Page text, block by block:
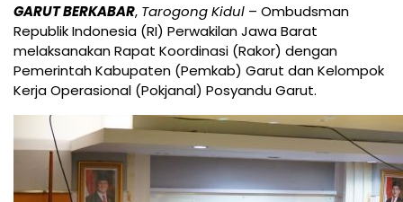
GARUT BERKABAR, Tarogong Kidul – Ombudsman
Republik Indonesia (RI) Perwakilan Jawa Barat
melaksanakan Rapat Koordinasi (Rakor) dengan
Pemerintah Kabupaten (Pemkab) Garut dan Kelompok
Kerja Operasional (Pokjanal) Posyandu Garut.